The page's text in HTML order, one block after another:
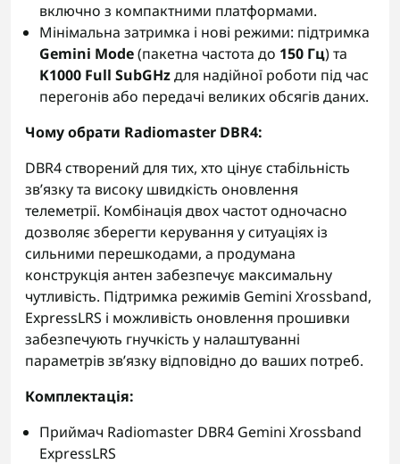
включно з компактними платформами.
Мінімальна затримка і нові режими: підтримка
Gemini Mode(пакетна частота до 150 Гц) та
K1000 Full SubGHzдля надійної роботи під час
перегонів або передачі великих обсягів даних.
Чому обрати Radiomaster DBR4:
DBR4 створений для тих, хто цінує стабільність
зв’язку та високу швидкість оновлення
телеметрії. Комбінація двох частот одночасно
дозволяє зберегти керування у ситуаціях із
сильними перешкодами, а продумана
конструкція антен забезпечує максимальну
чутливість. Підтримка режимів Gemini Xrossband,
ExpressLRS і можливість оновлення прошивки
забезпечують гнучкість у налаштуванні
параметрів зв’язку відповідно до ваших потреб.
Комплектація:
Приймач Radiomaster DBR4 Gemini Xrossband
ExpressLRS